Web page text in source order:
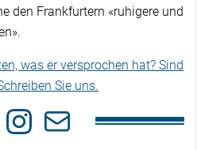
den Frankfurtern «ruhigere und
was er versprochen hat? Sind
Sie uns.